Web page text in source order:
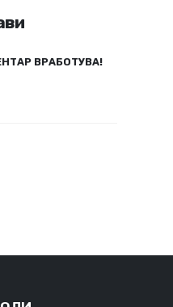
ВРАБОТУВА!